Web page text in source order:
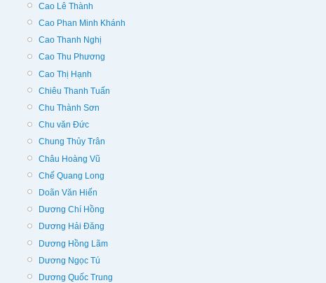
Cao Lê Thành
Cao Phan Minh Khánh
Cao Thanh Nghị
Cao Thu Phương
Cao Thị Hạnh
Chiêu Thanh Tuấn
Chu Thành Sơn
Chu văn Đức
Chung Thủy Trân
Châu Hoàng Vũ
Chế Quang Long
Doãn Văn Hiến
Dương Chí Hồng
Dương Hải Đăng
Dương Hồng Lãm
Dương Ngọc Tú
Dương Quốc Trung